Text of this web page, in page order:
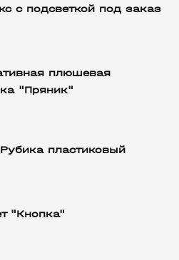
с подсветкой под заказ
плюшевая
"Пряник"
пластиковый
"Кнопка"